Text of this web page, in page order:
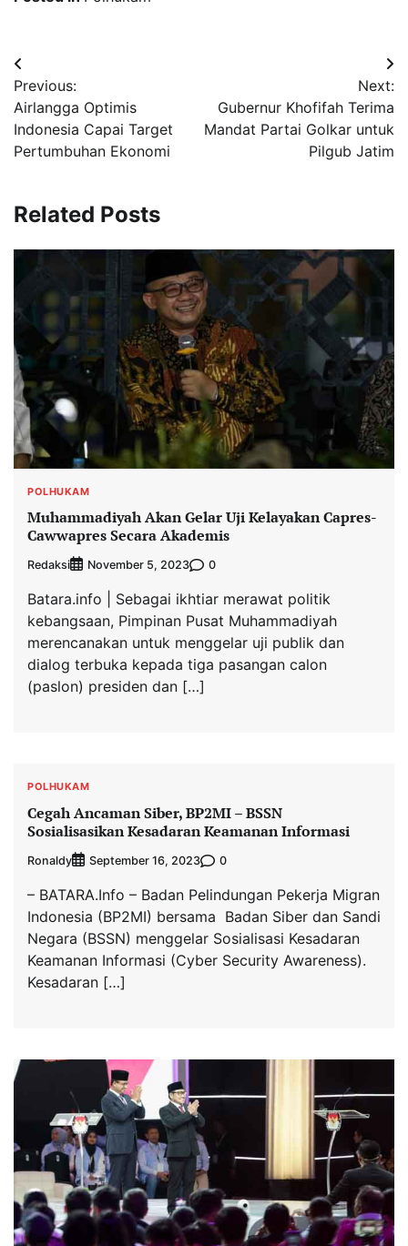
Navigasi
pos
Previous:
Airlangga Optimis
Indonesia Capai Target
Pertumbuhan Ekonomi
Next:
Gubernur Khofifah Terima
Mandat Partai Golkar untuk
Pilgub Jatim
Related Posts
POLHUKAM
Muhammadiyah Akan Gelar Uji Kelayakan Capres-
Cawwapres Secara Akademis
Redaksi November 5, 2023 0
Batara.info | Sebagai ikhtiar merawat politik
kebangsaan, Pimpinan Pusat Muhammadiyah
merencanakan untuk menggelar uji publik dan
dialog terbuka kepada tiga pasangan calon
(paslon) presiden dan […]
POLHUKAM
Cegah Ancaman Siber, BP2MI – BSSN
Sosialisasikan Kesadaran Keamanan Informasi
Ronaldy September 16, 2023 0
– BATARA.Info – Badan Pelindungan Pekerja Migran
Indonesia (BP2MI) bersama Badan Siber dan Sandi
Negara (BSSN) menggelar Sosialisasi Kesadaran
Keamanan Informasi (Cyber Security Awareness).
Kesadaran […]